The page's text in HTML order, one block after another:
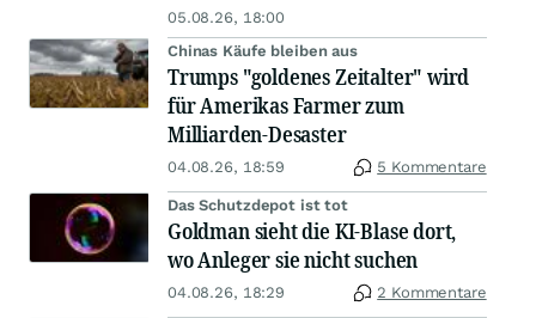
05.08.26, 18:00
Chinas Käufe bleiben aus
Trumps "goldenes Zeitalter" wird
für Amerikas Farmer zum
Milliarden-Desaster
04.08.26, 18:59 5 Kommentare
Das Schutzdepot ist tot
Goldman sieht die KI-Blase dort,
wo Anleger sie nicht suchen
04.08.26, 18:29 2 Kommentare